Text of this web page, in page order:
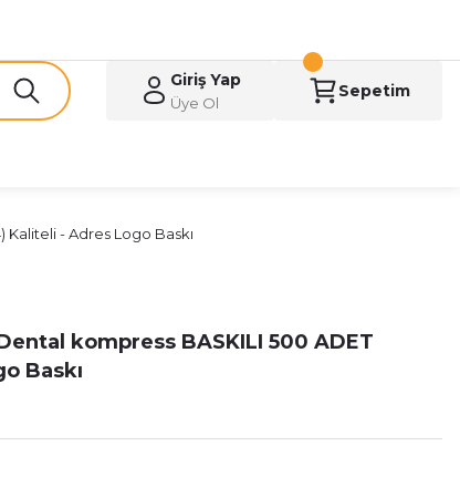
Giriş Yap
Üye Ol
Sepetim
Kaliteli - Adres Logo Baskı
kompress BASKILI 500 ADET
Baskı